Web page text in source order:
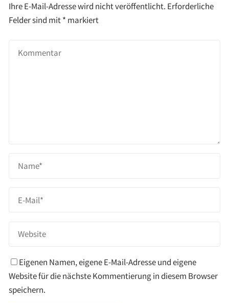
Ihre E-Mail-Adresse wird nicht veröffentlicht. Erforderliche
Felder sind mit* markiert
Eigenen Namen, eigene E-Mail-Adresse und eigene
Website für die nächste Kommentierung in diesem Browser
speichern.